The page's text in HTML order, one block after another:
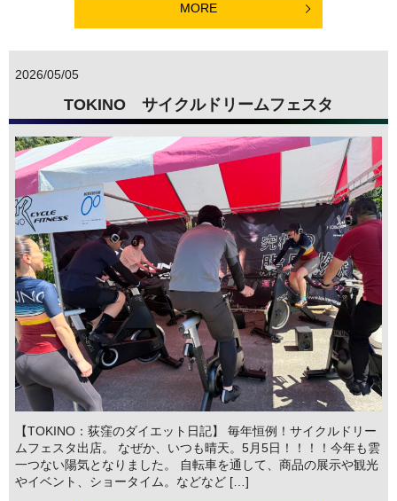
MORE
2026/05/05
TOKINO サイクルドリームフェスタ
【TOKINO：荻窪のダイエット日記】 毎年恒例！サイクルドリー
ムフェスタ出店。 なぜか、いつも晴天。5月5日！！！！今年も雲
一つない陽気となりました。 自転車を通して、商品の展示や観光
やイベント、ショータイム。などなど […]